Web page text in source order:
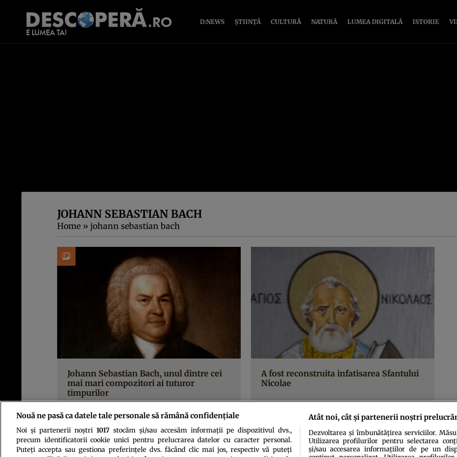
D:NEWS ȘTIINȚĂ CULTURĂ NATURĂ LUMEA DIGITALĂ ISTORIE
JOHANN SEBASTIAN BACH
Home » johann sebastian bach
Johann Sebastian Bach, unul dintre cei
mai mari compozitori ai tuturor
timpurilor
A fost reconstruita infatisarea Sfantului
Nicolae
Nouă ne pasă ca datele tale personale să rămână confidențiale
Noi și partenerii noștri 1017stocăm și/sau accesăm informații pe dispozitivul dvs.,
precum identificatorii cookie unici pentru prelucrarea datelor cu caracter personal.
Puteți accepta sau gestiona preferințele dvs. făcând clic mai jos, respectiv vă puteți
Atât noi, cât și partenerii noștri
Dezvoltarea și îmbunătățirea serviciilor.
Utilizarea profilurilor pentru selectarea
și/sau accesarea informațiilor de pe un